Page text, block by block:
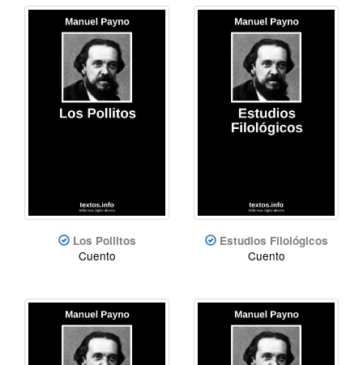
Los Pollitos
Cuento
Estudios Filológicos
Cuento